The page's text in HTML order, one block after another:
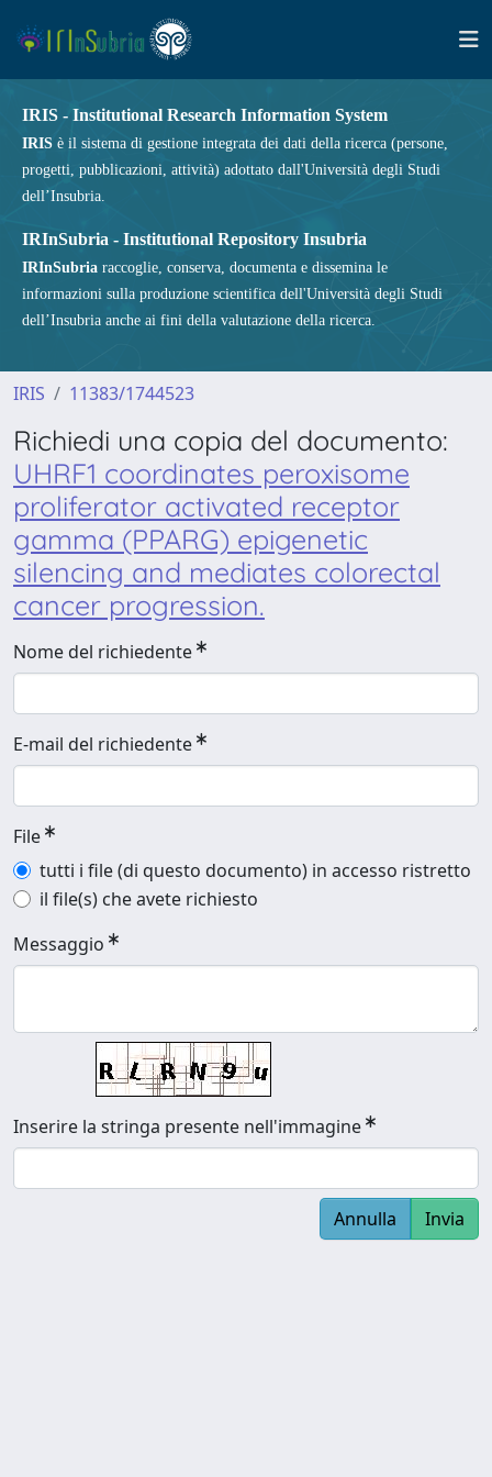
IRIS - Institutional Research Information System
IRIS è il sistema di gestione integrata dei dati della ricerca (persone,
progetti, pubblicazioni, attività) adottato dall'Università degli Studi
dell’Insubria.
IRInSubria - Institutional Repository Insubria
IRInSubria raccoglie, conserva, documenta e dissemina le
informazioni sulla produzione scientifica dell'Università degli Studi
dell’Insubria anche ai fini della valutazione della ricerca.
IRIS 11383/1744523
Richiedi una copia del documento:
UHRF1 coordinates peroxisome
proliferator activated receptor
gamma (PPARG) epigenetic
silencing and mediates colorectal
cancer progression.
Nome del richiedente
E-mail del richiedente
File
tutti i file (di questo documento) in accesso ristretto
il file(s) che avete richiesto
Messaggio
Inserire la stringa presente nell'immagine
Annulla Invia